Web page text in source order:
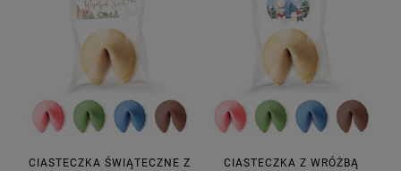
CIASTECZKA ŚWIĄTECZNE Z
CIASTECZKA Z WRÓŻBĄ